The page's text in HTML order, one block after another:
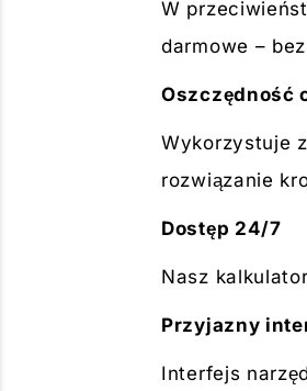
W
darmowe –
Oszczędność
Wykorzystuje
rozwiązanie
Dostęp 24/7
Nasz
Przyjazny
Interfejs